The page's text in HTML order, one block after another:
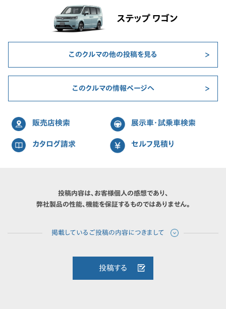
ステップ ワゴン
このクルマの他の投稿を見る
このクルマの情報ページへ
販売店検索 展示車・試乗車検索
カタログ請求 セルフ見積り
投稿内容は、お客様個人の感想であり、
弊社製品の性能、機能を保証するものではありません。
投稿する